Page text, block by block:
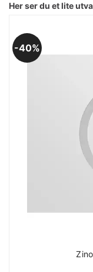
Her ser du et lite
40%